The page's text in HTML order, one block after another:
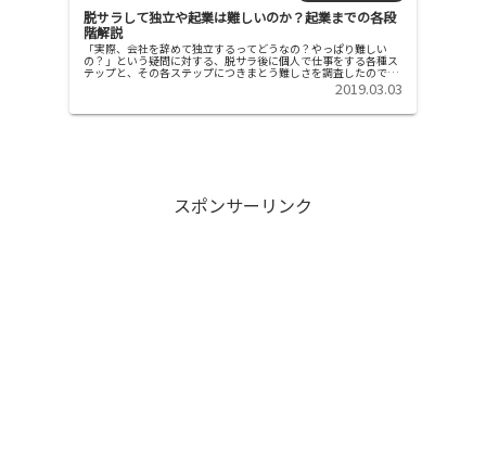
脱サラして独立や起業は難しいのか？起業までの各段
階解説
「実際、会社を辞めて独立するってどうなの？やっぱり難しい
の？」という疑問に対する、脱サラ後に個人で仕事をする各種ス
テップと、その各ステップにつきまとう難しさを調査したので分
かったことを報告します。サラリーマン達の中で実際に脱サラで
2019.03.03
スポンサーリンク